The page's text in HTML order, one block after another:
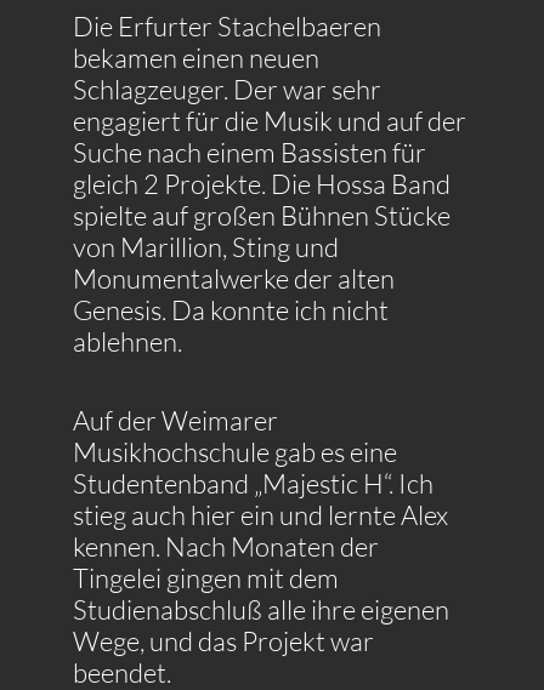
Die Erfurter Stachelbaeren
bekamen einen neuen
Schlagzeuger. Der war sehr
engagiert für die Musik und auf der
Suche nach einem Bassisten für
gleich 2 Projekte. Die Hossa Band
spielte auf großen Bühnen Stücke
von Marillion, Sting und
Monumentalwerke der alten
Genesis. Da konnte ich nicht
ablehnen.
Auf der Weimarer
Musikhochschule gab es eine
Studentenband „Majestic H“. Ich
stieg auch hier ein und lernte Alex
kennen. Nach Monaten der
Tingelei gingen mit dem
Studienabschluß alle ihre eigenen
Wege, und das Projekt war
beendet.